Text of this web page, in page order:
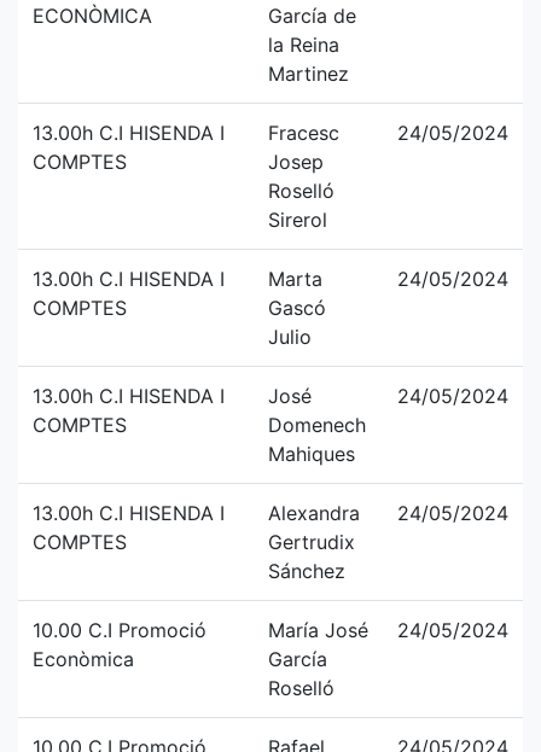
ECONÒMICA
García de
la Reina
Martinez
13.00h C.I HISENDA I
COMPTES
Fracesc
Josep
Roselló
Sirerol
24/05/2024
13.00h C.I HISENDA I
COMPTES
Marta
Gascó
Julio
24/05/2024
13.00h C.I HISENDA I
COMPTES
José
Domenech
Mahiques
24/05/2024
13.00h C.I HISENDA I
COMPTES
Alexandra
Gertrudix
Sánchez
24/05/2024
10.00 C.I Promoció
Econòmica
María José
García
Roselló
24/05/2024
10.00 C.I Promoció
Rafael
24/05/2024